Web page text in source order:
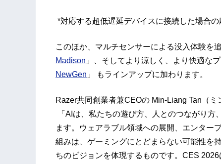
*対応する超低遅延デバイスに接続した場合の
このほか、マルチセンサーによる没入体験を
Madison 」、そしてより涼しく、より快適な
NewGen 」 もラインアップに加わります。
Razer共同創業者兼CEOの Min-Liang Tan（
「AIは、私たちの遊び方、人とのつながり方
ます。ウェアラブル領域への展開、エンター
組みは、ゲーミングにとどまらない可能性を
ちのビジョンを体現するものです。CES